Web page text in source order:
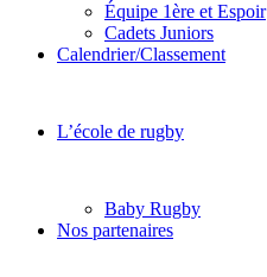
Équipe 1ère et Espoir
Cadets Juniors
Calendrier/Classement
L’école de rugby
Baby Rugby
Nos partenaires